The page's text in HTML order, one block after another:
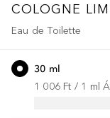
COLOGNE
Eau de Toilette
30 ml
1 006 Ft / 1 ml